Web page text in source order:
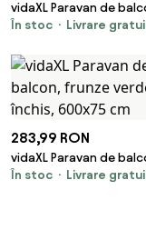
vidaXL Paravan de
frunze verde închis,
În stoc Livrare
283,99 RON
vidaXL Paravan de
frunze verde închis,
În stoc Livrare